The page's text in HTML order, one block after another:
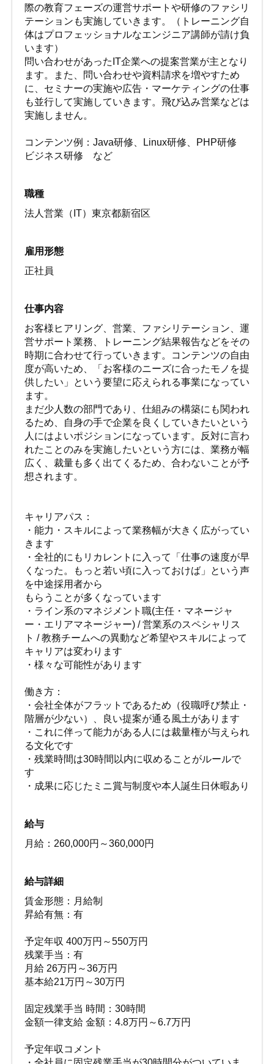
際の教育フェーズの運営サポートや研修のファシリ
テーションも実施していきます。（トレーニング自
体はプロフェッショナルなエンジニア講師が請け負
います）
問い合わせがあったIT企業への提案営業が主となり
ます。また、問い合わせや資料請求を増やすため
に、セミナーの実施や広告・マーケティングの仕事
も並行して実施していきます。飛び込み営業などは
実施しません。
コンテンツ例：Java研修、Linux研修、PHP研修
ビジネス研修 など
職種
法人営業（IT）東京都新宿区
雇用形態
正社員
仕事内容
お客様ヒアリング、営業、ファシリテーション、運
営サポート業務、トレーニング結果報告などをその
時期に合わせて行っていきます。コンテンツの自由
度が高いため、「お客様のニーズに合ったモノを提
供したい」という要望に応えられる事業になってい
ます。
まだ少人数の部門であり、仕組みの構築にも関われ
るため、自身の手で企業を良くしていきたいという
人にはよいポジションになっています。反対に言わ
れたことのみを実施したいという方には、業務が幅
広く、裁量も多く出てくるため、合わないことが予
想されます。
キャリアパス：
・能力・スキルによって業務幅が大きく広がってい
きます
・全社的にもリカレントに入って「仕事の速度が早
くなった。もっと若い頃に入っておけば」という声
を中途採用者から
もらうことが多くなっています
・ライン系のマネジメント職(主任・マネージャ
ー・エリアマネージャー) / 営業系のスペシャリス
ト / 教務チームへの異動など希望やスキルによって
キャリアは変わります
・様々な可能性があります
働き方：
・会社全体がフラットであるため（役職呼び禁止・
階層が少ない）、良い提案が通る風土があります
・これに伴って能力がある人には裁量権が与えられ
る文化です
・残業時間は30時間以内に収めることがルールで
す
・成果に応じたミニ賞与制度や本人誕生日休暇あり
給与
月給：260,000円～360,000円
給与詳細
賃金形態：月給制
昇給有無：有
予定年収 400万円～550万円
残業手当：有
月給 26万円～36万円
基本給21万円～30万円
固定残業手当 時間：30時間
金額一律支給 金額：4.8万円～6.7万円
予定年収コメント